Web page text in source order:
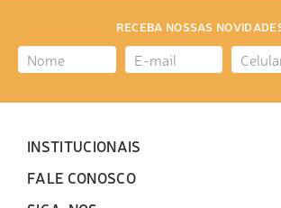
RECEBA NOSSAS
INSTITUCIONAIS
FALE CONOSCO